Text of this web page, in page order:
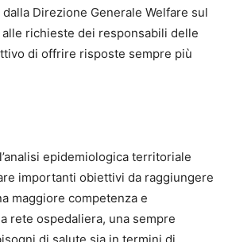
Direzione Generale Welfare sul
richieste dei responsabili delle
di offrire risposte sempre più
epidemiologica territoriale
importanti obiettivi da raggiungere
maggiore competenza e
rete ospedaliera, una sempre
di salute sia in termini di